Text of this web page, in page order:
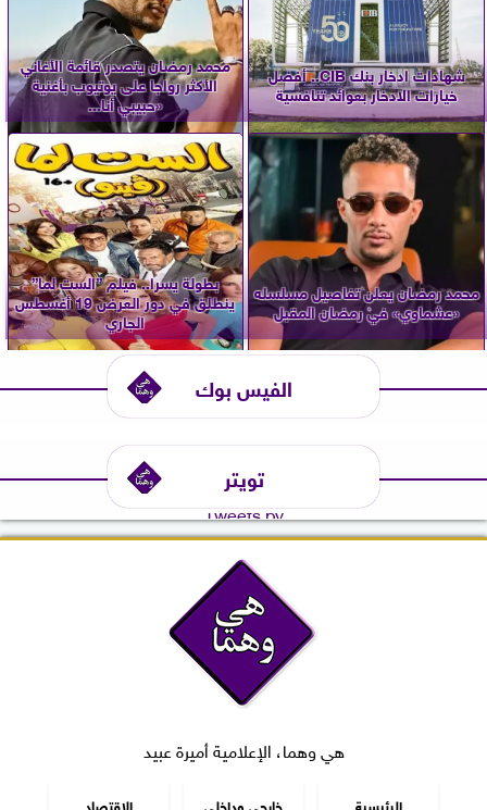
شهادات ادخار بنك CIB.. أفضل
خيارات الادخار بعوائد تنافسية
محمد رمضان يتصدر قائمة الأغاني
الأكثر رواجا على يوتيوب بأغنية
«حبيبي أنا...
محمد رمضان يعلن تفاصيل مسلسله
«عشماوي» في رمضان المقبل
بطولة يسرا.. فيلم ”الست لما”
ينطلق في دور العرض 19 أغسطس
الجاري
الفيس بوك
تويتر
Tweets by
هي وهما، الإعلامية أميرة عبيد